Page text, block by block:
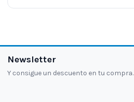
Newsletter
Y consigue un descuento en tu compra.